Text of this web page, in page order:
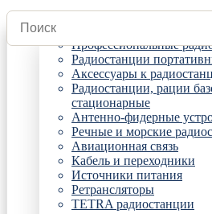
Радиостанции
Профессиональные
Радиостанции
Аксессуары к
Радиостанции, рации
стационарные
Антенно-фидерные
Речные и морские
Авиационная связь
Кабель и переходники
Источники питания
Ретрансляторы
TETRA радиостанции